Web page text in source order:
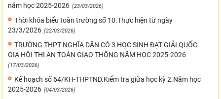
năm học 2025-2026 (23/03/2026)
Thời khóa biểu toàn trường số 10.Thực hiện từ ngày
23/3/2026 (22/03/2026)
TRƯỜNG THPT NGHĨA DÂN CÓ 3 HỌC SINH ĐẠT GIẢI QUỐC
GIA HỘI THI AN TOÀN GIAO THÔNG NĂM HỌC 2025-2026
(17/03/2026)
Kế hoạch số 64/KH-THPTND.Kiểm tra giữa học kỳ 2.Năm học
2025-2026 (04/03/2026)